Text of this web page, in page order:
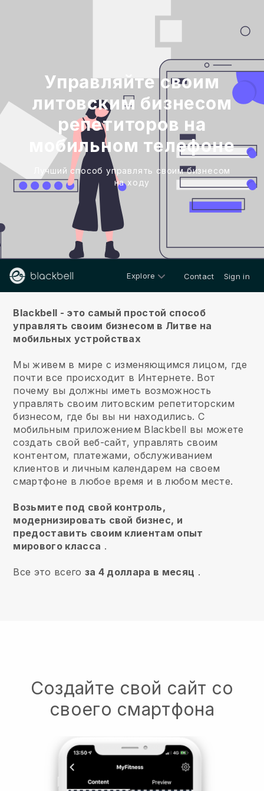
Управляйте своим
литовским бизнесом
репетиторов на
мобильном телефоне
Лучший способ управлять своим бизнесом
на ходу
Explore Contact Sign in
Blackbell - это самый простой способ
управлять своим бизнесом в Литве на
мобильных устройствах
Мы живем в мире с изменяющимся лицом, где
почти все происходит в Интернете. Вот
почему вы должны иметь возможность
управлять своим литовским репетиторским
бизнесом, где бы вы ни находились. С
мобильным приложением Blackbell вы можете
создать свой веб-сайт, управлять своим
контентом, платежами, обслуживанием
клиентов и личным календарем на своем
смартфоне в любое время и в любом месте.
Возьмите под свой контроль,
модернизировать свой бизнес, и
предоставить своим клиентам опыт
мирового класса .
Все это всего за 4 доллара в месяц .
Создайте свой сайт со
своего смартфона